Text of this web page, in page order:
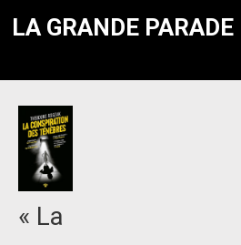
LA GRANDE PARADE
« La